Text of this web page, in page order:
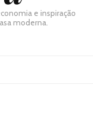
e inspiração
moderna.